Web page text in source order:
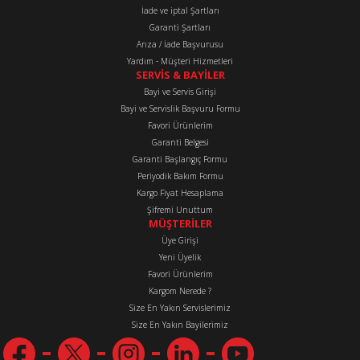
Bu ürüne benzer farklı alternatifler olmalı.
Gönder
İade ve iptal Şartları
Garanti Şartları
Arıza / İade Başvurusu
Yardım - Müşteri Hizmetleri
SERVİS & BAYİLER
Bayi ve Servis Girişi
Bayi ve Servislik Başvuru Formu
Favori Ürünlerim
Garanti Belgesi
Garanti Başlangıç Formu
Periyodik Bakım Formu
Kargo Fiyat Hesaplama
Şifremi Unuttum
MÜŞTERİLER
Üye Girişi
Yeni Üyelik
Favori Ürünlerim
Kargom Nerede ?
Size En Yakın Servislerimiz
Size En Yakın Bayilerimiz